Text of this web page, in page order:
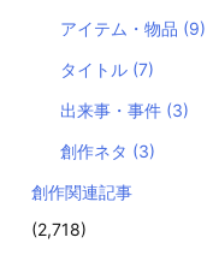
アイテム・物品 (9)
タイトル (7)
出来事・事件 (3)
創作ネタ (3)
創作関連記事
(2,718)